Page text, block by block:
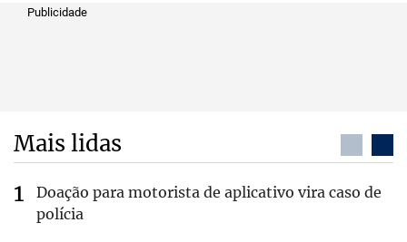
Publicidade
Mais lidas
Doação para motorista de aplicativo vira caso de
polícia